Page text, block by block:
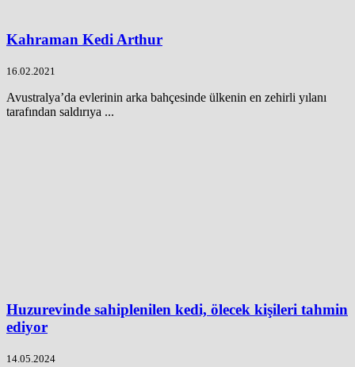
Kahraman Kedi Arthur
16.02.2021
Avustralya’da evlerinin arka bahçesinde ülkenin en zehirli yılanı
tarafından saldırıya ...
Huzurevinde sahiplenilen kedi, ölecek kişileri tahmin
ediyor
14.05.2024